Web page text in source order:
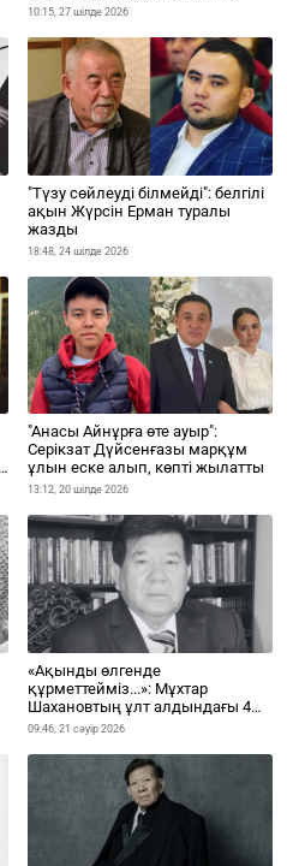
10:15, 27 шілде 2026
"Түзу сөйлеуді білмейді": белгілі
ақын Жүрсін Ерман туралы
жазды
18:48, 24 шілде 2026
"Анасы Айнұрға өте ауыр":
Серікзат Дүйсенғазы марқұм
ұлын еске алып, көпті жылатты
13:12, 20 шілде 2026
«Ақынды өлгенде
құрметтейміз...»: Мұхтар
Шахановтың ұлт алдындағы 4
тарихи ерлігі
09:46, 21 сәуір 2026